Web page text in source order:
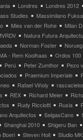
Londres
Londres 2012
Studies
Massimilano
Mies van der Rohe
Milan
Natura Futura
Norman Foster
- Rem Koolhaas
Ordos 100
Perú Peter Zumthor
Pezo
Praemium Imperiale
Rafael Viñoly
REX Richard Meier
Rudy Ricciotti Rusia
Arquitectos SelgasCano
Shanghai 2010
Shigeru Ban
Boeri Steven Holl
Studio